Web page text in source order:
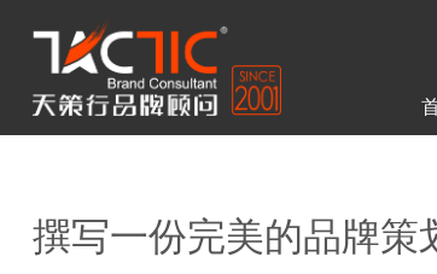
撰写一份完美的品牌策